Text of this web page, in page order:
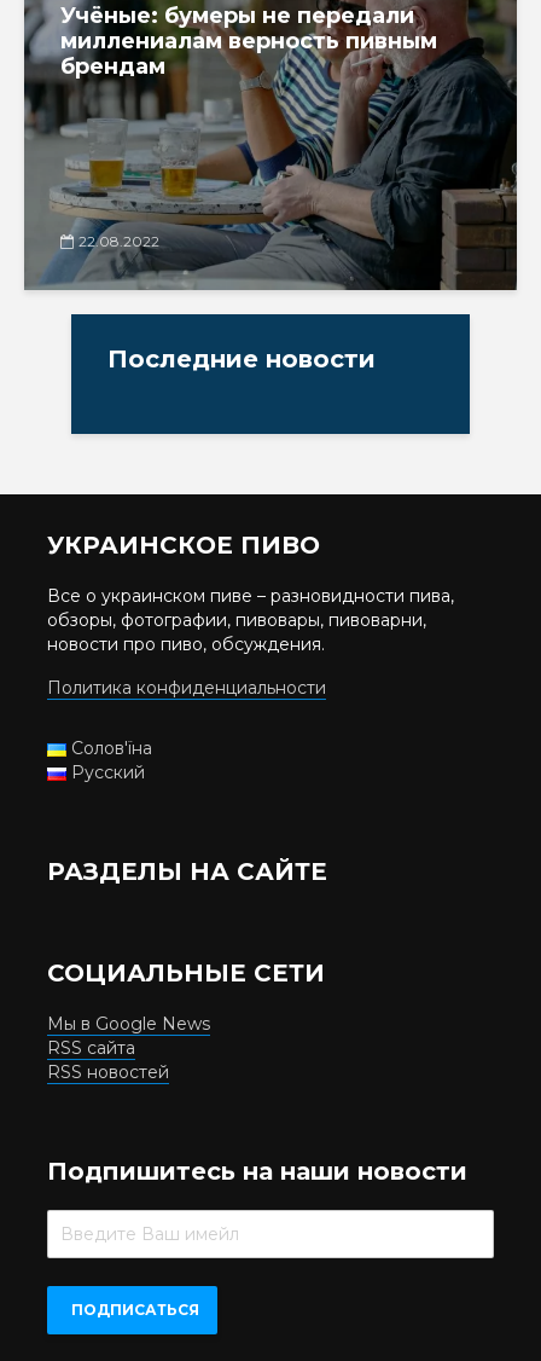
Учёные: бумеры не передали
миллениалам верность пивным
брендам
22.08.2022
Последние новости
УКРАИНСКОЕ ПИВО
Все о украинском пиве – разновидности пива,
обзоры, фотографии, пивовары, пивоварни,
новости про пиво, обсуждения.
Политика конфиденциальности
Солов'їна
Русский
РАЗДЕЛЫ НА САЙТЕ
СОЦИАЛЬНЫЕ СЕТИ
Мы в Google News
RSS сайта
RSS новостей
Подпишитесь на наши новости